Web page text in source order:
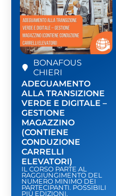
BONAFOUS
CHIERI
ADEGUAMENTO
ALLA TRANSIZIONE
VERDE E DIGITALE –
GESTIONE
MAGAZZINO
(CONTIENE
CONDUZIONE
CARRELLI
ELEVATORI)
IL CORSO PARTE AL
RAGGIUNGIMENTO DEL
NUMERO MINIMO DEI
PARTECIPANTI. POSSIBILI
PIÙ EDIZIONI.